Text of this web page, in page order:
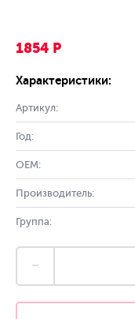
1854 Р
Характеристики:
Артикул:
Год:
OEM:
Производитель:
Группа: